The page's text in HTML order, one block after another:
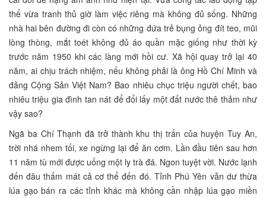
thể vừa tranh thủ giờ làm việc riêng mà không đủ sống. Những
nhà hai bên đường đi còn có những đứa trẻ bụng ỏng đít teo, mũi
lòng thòng, mắt toét không đủ áo quần mặc giống như thời kỳ
trước năm 1950 khi các làng mới hồi cư. Xã hội quay trở lại 40
năm, ai chịu trách nhiệm, nếu không phải là ông Hồ Chí Minh và
đảng Cộng Sản Việt Nam? Bao nhiêu chục triệu người chết, bao
nhiêu triệu gia đình tan nát để đổi lấy một đất nước thê thảm như
vậy sao?
Ngã ba Chí Thạnh đã trở thành khu thị trấn của huyện Tuy An,
trời nhá nhem tối, xe ngừng lại để ăn cơm. Lần đầu tiên sau hơn
11 năm tù mới được uống một ly trà đá. Ngon tuyệt vời. Nước lạnh
đến đâu thấm mát cả cơ thể đến đó. Tỉnh Phú Yên vẫn dư thừa
lúa gạo bán ra các tỉnh khác mà không cần nhập lúa gạo miền